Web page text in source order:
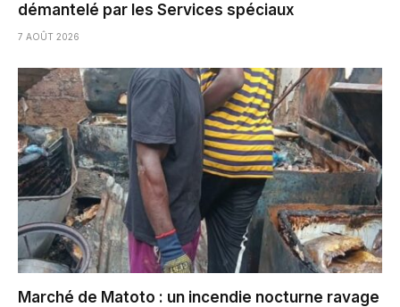
démantelé par les Services spéciaux
7 AOÛT 2026
Marché de Matoto : un incendie nocturne ravage